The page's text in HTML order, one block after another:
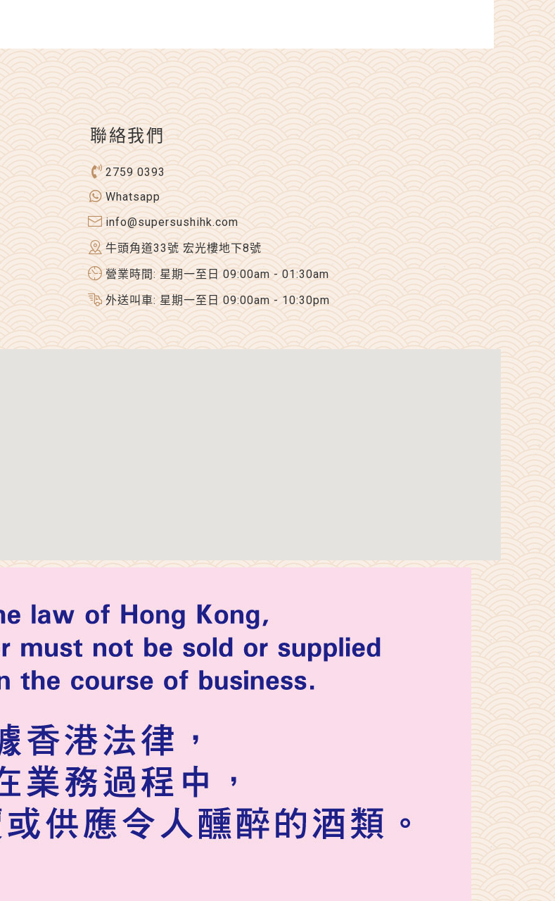
聯絡我們
2759 0393
Whatsapp
info@supersushihk.com
牛頭角道33號 宏光樓地下8號
營業時間: 星期一至日 09:00am - 01:30am
外送叫車: 星期一至日 09:00am - 10:30pm